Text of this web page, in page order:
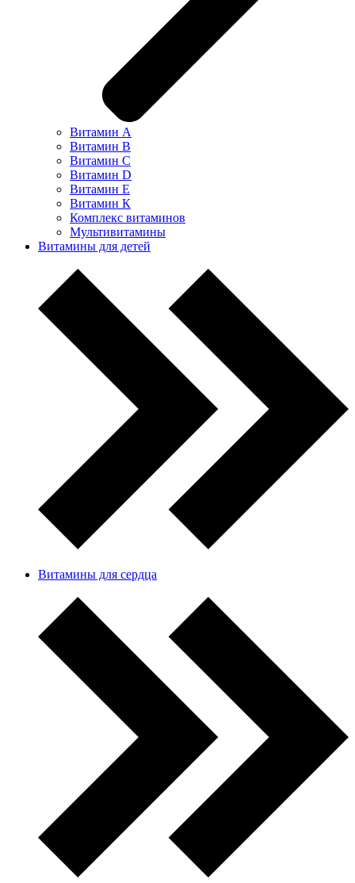
Витамин А
Витамин В
Витамин С
Витамин D
Витамин Е
Витамин К
Комплекс витаминов
Мультивитамины
Витамины для детей
Витамины для сердца